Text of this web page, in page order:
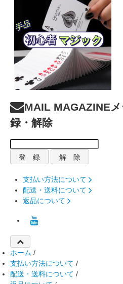
MAIL MAGAZINE
録・解除
支払い方法について
配送・送料について
返品について
ホーム /
支払い方法について /
配送・送料について /